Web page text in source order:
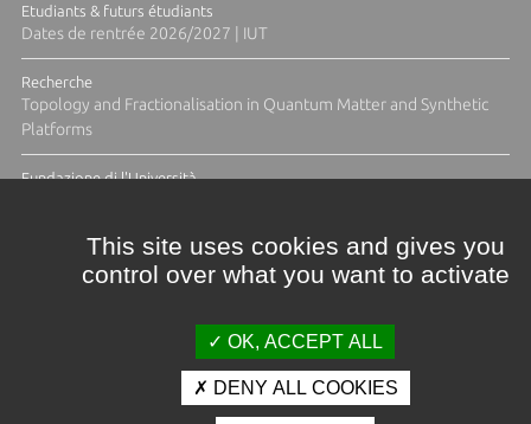
Etudiants & futurs étudiants
Dates de rentrée 2026/2027 | IUT
Recherche
Topology and Fractionalisation in Quantum Matter and Synthetic
Platforms
Fundazione di l'Università
Crédits et mentions légales
This site uses cookies and gives you
control over what you want to activate
OK, ACCEPT ALL
DENY ALL COOKIES